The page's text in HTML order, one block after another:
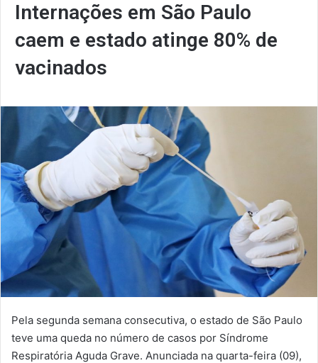
Internações em São Paulo
caem e estado atinge 80% de
vacinados
Pela segunda semana consecutiva, o estado de São Paulo
teve uma queda no número de casos por Síndrome
Respiratória Aguda Grave. Anunciada na quarta-feira (09),